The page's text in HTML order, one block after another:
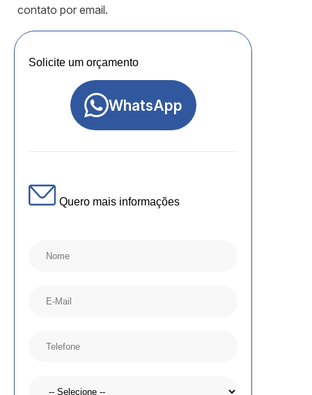
contato por email.
Solicite um orçamento
WhatsApp
Quero mais informações